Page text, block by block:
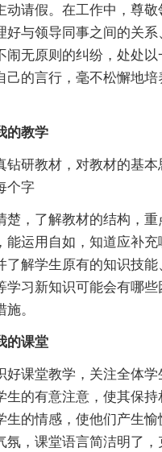
动请假。在工作中，尊敬
好与领导同事之间的关
闹无原则的纠纷，处处
己的言行，毫不松懈地
的教学
研教材，对教材的基本
个字
，了解教材的结构，重
能运用自如，知道应补
了解学生原有的知识技
学习新知识可能会有哪
。
的课堂
课堂教学，关注全体学
生的有意注意，使其保持
生的情感，使他们产生愉
氛，课堂语言简洁明了，